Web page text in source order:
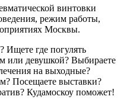
винтовки
режим работы,
Москвы.
Ищете где погулять
или девушкой? Выбираете
на выходные?
Посещаете выставки?
Кудамоскоу поможет!